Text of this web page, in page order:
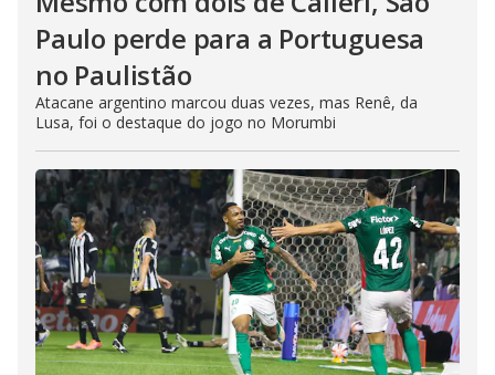
Paulo perde para a Portuguesa
no Paulistão
Atacane argentino marcou duas vezes, mas Renê, da
Lusa, foi o destaque do jogo no Morumbi